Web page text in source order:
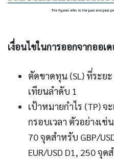
เงื่อนไขในการออกจากออเด
ตัดขาดทุน (SL) ที่ระย
เทียนลำดับ 1
เป้าหมายกำไร (TP)
กรอบเวลา ตัวอย่างเช่
70 จุดสำหรับ GBP/
EUR/USD D1, 250 จุด